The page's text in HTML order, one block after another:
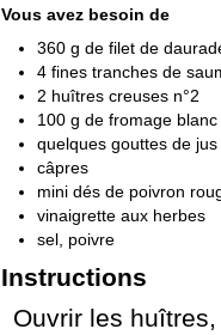
Vous avez besoin de
360 g de filet de
4 fines tranches de
2 huîtres creuses n°2
100 g de fromage blanc
quelques gouttes de
câpres
mini dés de poivron
vinaigrette aux herbes
sel, poivre
Instructions
Ouvrir les